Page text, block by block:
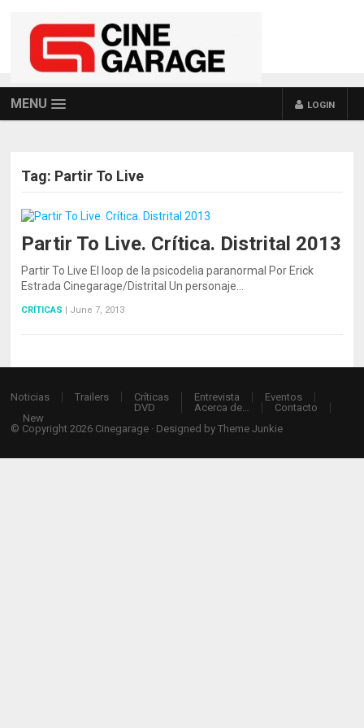
MENU LOGIN
Tag: Partir To Live
Partir To Live. Crítica. Distrital 2013
Partir To Live El loop de la psicodelia paranormal Por Erick
Estrada Cinegarage/Distrital Un personaje…
CRÍTICAS | June 7, 2013
Noticias Trailers
Críticas
DVD
Entrevista
Eventos
Acerca de…
Contacto
New
© Copyright 2026 Cinegarage · Designed byTheme Junkie